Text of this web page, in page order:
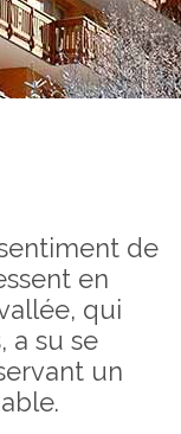
de
en
qui
a su se
un